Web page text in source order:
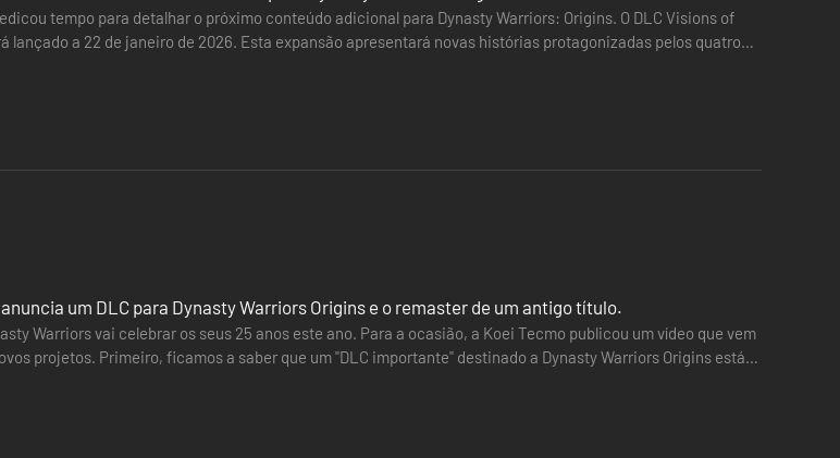
sites de streaming de música. Fica ciente de que o bónus poderá ficar disponível gratuitamente ou para ser
e os conteúdos listados abaixo.
WARRIORS", contada da perspetiva de um único protagonista.
para criar gems (creating gems). Quando selecionas "New Game" e jogas a história, receberás
onde create gems é disponível.
Confirma seselecionaste o produto correto antes de efetuares a tua compra.
tempo para detalhar o próximo conteúdo adicional para Dynasty Warriors: Origins. O DLC Visions of
lançado a 22 de janeiro de 2026. Esta expansão apresentará novas histórias protagonizadas pelos quatro
um DLC para Dynasty Warriors Origins e o remaster de um antigo título.
Warriors vai celebrar os seus 25 anos este ano. Para a ocasião, a Koei Tecmo publicou um vídeo que vem
projetos. Primeiro, ficamos a saber que um "DLC importante" destinado a Dynasty Warriors Origins está
não é tudo... O remaster de…